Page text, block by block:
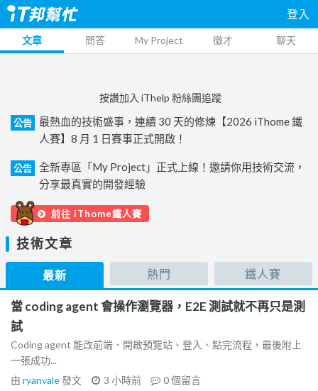
登入
文章 問答 My Project 徵才 聊天
按讚加入 iThelp 粉絲團追蹤
公告
最熱血的技術盛事，連續 30 天的修煉【2026 iThome 鐵
人賽】8 月 1 日賽事正式開啟！
公告
全新專區「My Project」正式上線！邀請你用技術交流，
分享最真實的開發經驗
前往 iThome鐵人賽
技術文章
最新 熱門 鐵人賽
當 coding agent 會操作瀏覽器，E2E 測試就不再只是測
試
Coding agent 能改前端、開啟預覽站、登入、點完流程，最後附上
一張成功...
由 ryanvale發文 3 小時前 0個留言